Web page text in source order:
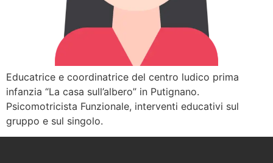
Educatrice e coordinatrice del centro ludico prima
infanzia “La casa sull’albero” in Putignano.
Psicomotricista Funzionale, interventi educativi sul
gruppo e sul singolo.